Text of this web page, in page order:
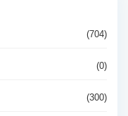
(704)
(0)
(300)